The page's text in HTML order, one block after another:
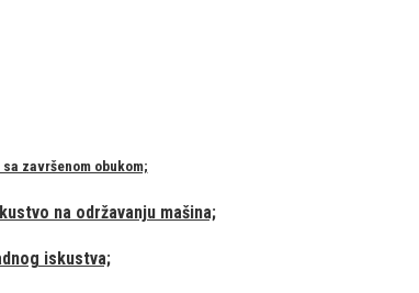
završenom obukom;
na održavanju mašina;
iskustva;